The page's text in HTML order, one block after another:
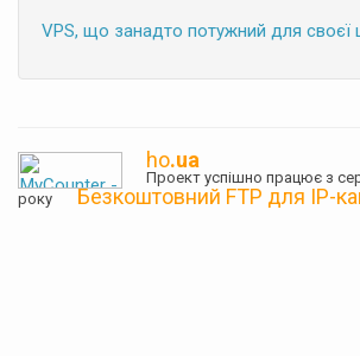
VPS, що занадто потужний для своєї
ho.ua
Проект успішно працює з
року Безкоштовний FTP для IP-